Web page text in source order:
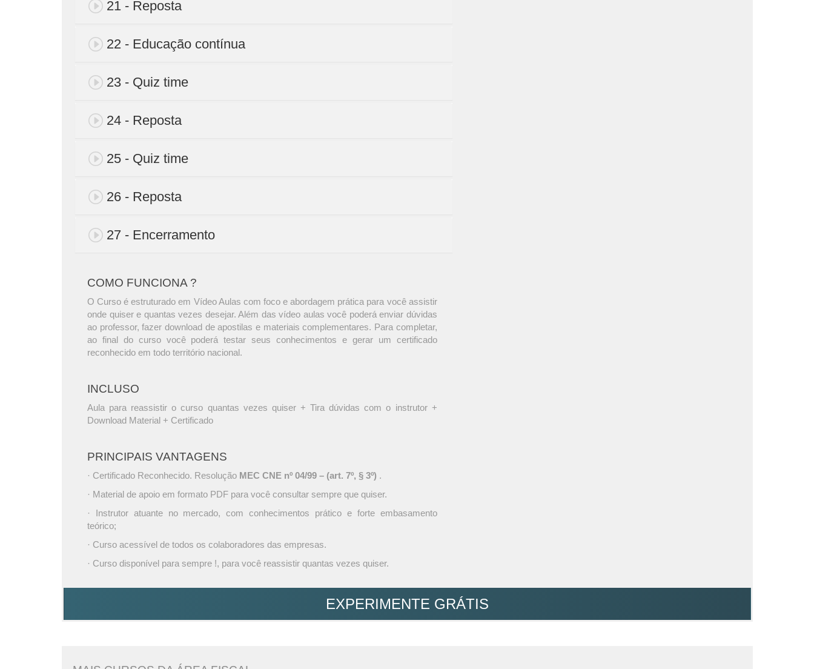
21 - Reposta
22 - Educação contínua
23 - Quiz time
24 - Reposta
25 - Quiz time
26 - Reposta
27 - Encerramento
COMO FUNCIONA ?
O Curso é estruturado em Vídeo Aulas com foco e abordagem prática para você assistir
onde quiser e quantas vezes desejar. Além das vídeo aulas você poderá enviar dúvidas
ao professor, fazer download de apostilas e materiais complementares. Para completar,
ao final do curso você poderá testar seus conhecimentos e gerar um certificado
reconhecido em todo território nacional.
INCLUSO
Aula para reassistir o curso quantas vezes quiser + Tira dúvidas com o instrutor +
Download Material + Certificado
PRINCIPAIS VANTAGENS
· Certificado Reconhecido. Resolução MEC CNE nº 04/99 – (art. 7º, § 3º) .
· Material de apoio em formato PDF para você consultar sempre que quiser.
· Instrutor atuante no mercado, com conhecimentos prático e forte embasamento
teórico;
· Curso acessível de todos os colaboradores das empresas.
· Curso disponível para sempre !, para você reassistir quantas vezes quiser.
EXPERIMENTE GRÁTIS